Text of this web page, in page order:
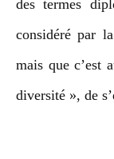
des termes
considéré par
mais que c’est
diversité », de